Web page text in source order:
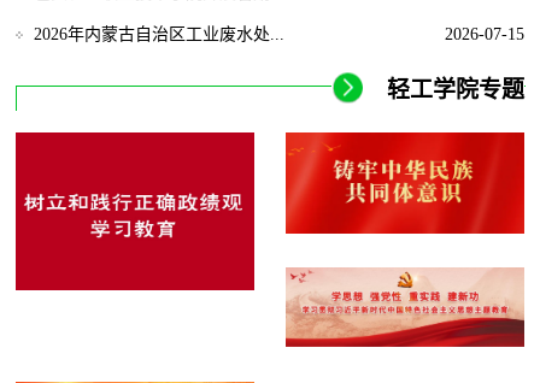
2026年内蒙古自治区工业废水处... 2026-07-15
轻工学院专题